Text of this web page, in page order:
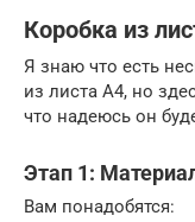
Коробка из
Я знаю что есть
из листа А4, но
что надеюсь он
Этап 1:
Вам понадобятся: